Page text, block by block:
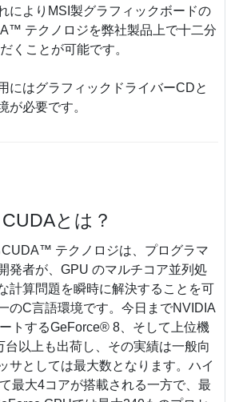
によりMSI製グラフィックボードの
テクノロジを弊社製品上で十二分
くことが可能です。
にはグラフィックドライバーCDと
が必要です。
CUDAとは？
テクノロジは、プログラマ
発者が、GPU のマルチコア並列処
計算問題を瞬時に解決することを可
のC言語環境です。今日までNVIDIA
トするGeForce® 8、そして上位機
台以上も出荷し、その実績は一般向
サとしては最大数となります。ハイ
最大4コアが搭載される一方で、最